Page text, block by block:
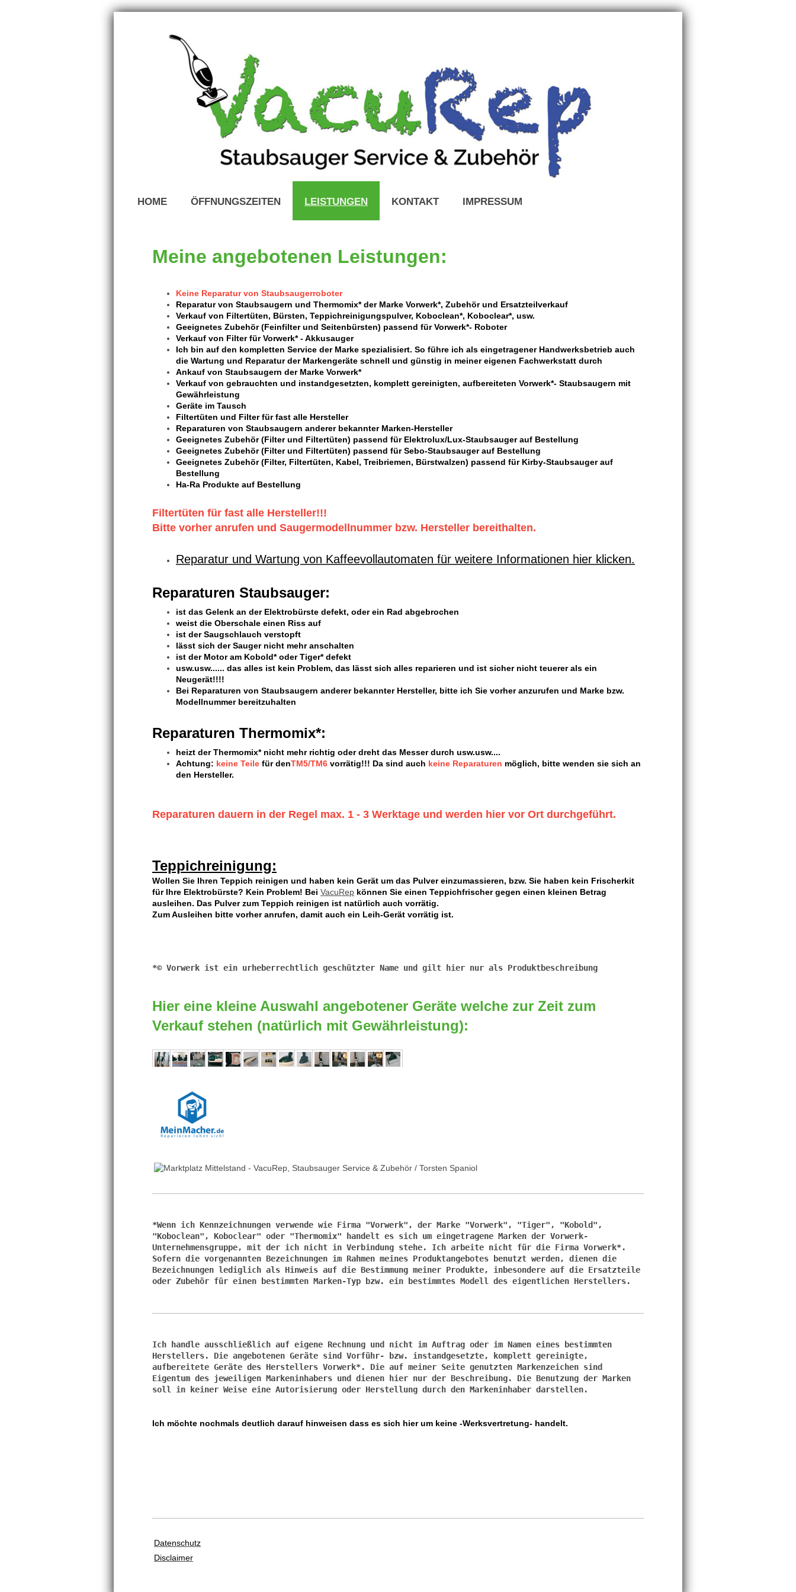
HOME ÖFFNUNGSZEITEN LEISTUNGEN KONTAKT IMPRESSUM
Meine angebotenen Leistungen:
Keine Reparatur von Staubsaugerroboter
Reparatur von Staubsaugern und Thermomix* der Marke Vorwerk*, Zubehör und Ersatzteilverkauf
Verkauf von Filtertüten, Bürsten, Teppichreinigungspulver, Koboclean*, Koboclear*, usw.
Geeignetes Zubehör (Feinfilter und Seitenbürsten) passend für Vorwerk*- Roboter
Verkauf von Filter für Vorwerk* - Akkusauger
Ich bin auf den kompletten Service der Marke spezialisiert. So führe ich als eingetragener Handwerksbetrieb auch
die Wartung und Reparatur der Markengeräte schnell und günstig in meiner eigenen Fachwerkstatt durch
Ankauf von Staubsaugern der Marke Vorwerk*
Verkauf von gebrauchten und instandgesetzten, komplett gereinigten, aufbereiteten Vorwerk*- Staubsaugern mit
Gewährleistung
Geräte im Tausch
Filtertüten und Filter für fast alle Hersteller
Reparaturen von Staubsaugern anderer bekannter Marken-Hersteller
Geeignetes Zubehör (Filter und Filtertüten) passend für Elektrolux/Lux-Staubsauger auf Bestellung
Geeignetes Zubehör (Filter und Filtertüten) passend für Sebo-Staubsauger auf Bestellung
Geeignetes Zubehör (Filter, Filtertüten, Kabel, Treibriemen, Bürstwalzen) passend für Kirby-Staubsauger auf
Bestellung
Ha-Ra Produkte auf Bestellung
Filtertüten für fast alle Hersteller!!!
Bitte vorher anrufen und Saugermodellnummer bzw. Hersteller bereithalten.
Reparatur und Wartung von Kaffeevollautomaten für weitere Informationen hier klicken.
Reparaturen Staubsauger:
ist das Gelenk an der Elektrobürste defekt, oder ein Rad abgebrochen
weist die Oberschale einen Riss auf
ist der Saugschlauch verstopft
lässt sich der Sauger nicht mehr anschalten
ist der Motor am Kobold* oder Tiger* defekt
usw.usw...... das alles ist kein Problem, das lässt sich alles reparieren und ist sicher nicht teuerer als ein
Neugerät!!!!
Bei Reparaturen von Staubsaugern anderer bekannter Hersteller, bitte ich Sie vorher anzurufen und Marke bzw.
Modellnummer bereitzuhalten
Reparaturen Thermomix*:
heizt der Thermomix* nicht mehr richtig oder dreht das Messer durch usw.usw....
Achtung: keine Teile für denTM5/TM6 vorrätig!!! Da sind auch keine Reparaturen möglich, bitte wenden sie sich an
den Hersteller.
Reparaturen dauern in der Regel max. 1 - 3 Werktage und werden hier vor Ort durchgeführt.
Teppichreinigung:
Wollen Sie Ihren Teppich reinigen und haben kein Gerät um das Pulver einzumassieren, bzw. Sie haben kein Frischerkit
für Ihre Elektrobürste? Kein Problem! Bei VacuRep können Sie einen Teppichfrischer gegen einen kleinen Betrag
ausleihen. Das Pulver zum Teppich reinigen ist natürlich auch vorrätig.
Zum Ausleihen bitte vorher anrufen, damit auch ein Leih-Gerät vorrätig ist.
Hier eine kleine Auswahl angebotener Geräte welche zur Zeit zum
Verkauf stehen (natürlich mit Gewährleistung):
*Wenn ich Kennzeichnungen verwende wie Firma "Vorwerk", der Marke "Vorwerk", "Tiger", "Kobold",
"Koboclean", Koboclear" oder "Thermomix" handelt es sich um eingetragene Marken der Vorwerk-
Unternehmensgruppe, mit der ich nicht in Verbindung stehe. Ich arbeite nicht für die Firma Vorwerk*.
Sofern die vorgenannten Bezeichnungen im Rahmen meines Produktangebotes benutzt werden, dienen die
Bezeichnungen lediglich als Hinweis auf die Bestimmung meiner Produkte, inbesondere auf die Ersatzteile
Ich handle ausschließlich auf eigene Rechnung und nicht im Auftrag oder im Namen eines bestimmten
Herstellers. Die angebotenen Geräte sind Vorführ- bzw. instandgesetzte, komplett gereinigte,
aufbereitete Geräte des Herstellers Vorwerk*. Die auf meiner Seite genutzten Markenzeichen sind
Eigentum des jeweiligen Markeninhabers und dienen hier nur der Beschreibung. Die Benutzung der Marken
Ich möchte nochmals deutlich darauf hinweisen dass es sich hier um keine -Werksvertretung- handelt.
Datenschutz
Disclaimer